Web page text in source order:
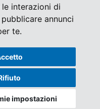
interazioni di
annunci
te.
impostazioni